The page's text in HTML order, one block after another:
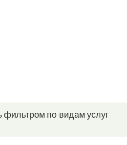
фильтром по видам услуг